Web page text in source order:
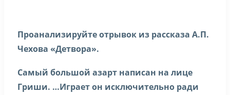
Проанализируйте отрывок из рассказа А.П.
Чехова «Детвора».
Самый большой азарт написан на лице
Гриши. …Играет он исключительно ради